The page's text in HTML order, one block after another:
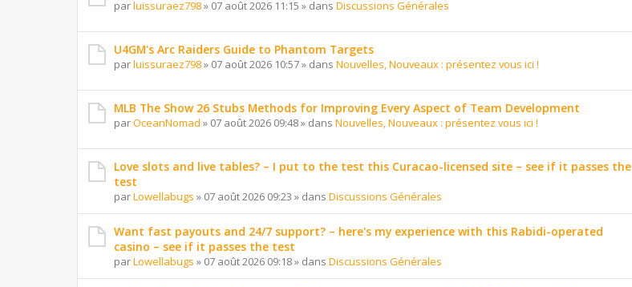
parluissuraez798» 07 août 2026 11:15 » dans Discussions Générales
U4GM's Arc Raiders Guide to Phantom Targets
parluissuraez798» 07 août 2026 10:57» dans Nouvelles, Nouveaux : présentez vous ici !
MLB The Show 26 Stubs Methods for Improving Every Aspect of Team Development
parOceanNomad » 07 août 2026 09:48» dans Nouvelles, Nouveaux : présentez vous ici !
Love slots and live tables? – I put to the test this Curacao-licensed site – see if it passes the
test
parLowellabugs » 07 août 2026 09:23 » dans Discussions Générales
Want fast payouts and 24/7 support? – here's my experience with this Rabidi-operated
casino – see if it passes the test
parLowellabugs » 07 août 2026 09:18» dans Discussions Générales